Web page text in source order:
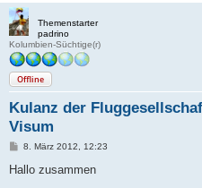
Themenstarter
padrino
Kolumbien-Süchtige(r)
Offline
Kulanz der
Visum
B
i
8. März 2012, 12:23
Hallo zusammen